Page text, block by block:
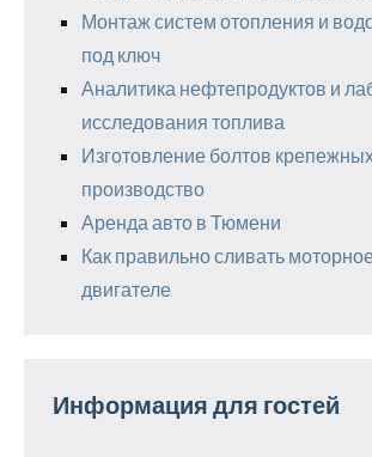
Монтаж систем отопления и
под ключ
Аналитика нефтепродуктов и
исследования топлива
Изготовление болтов
производство
Аренда авто в Тюмени
Как правильно сливать
двигателе
Информация для гостей